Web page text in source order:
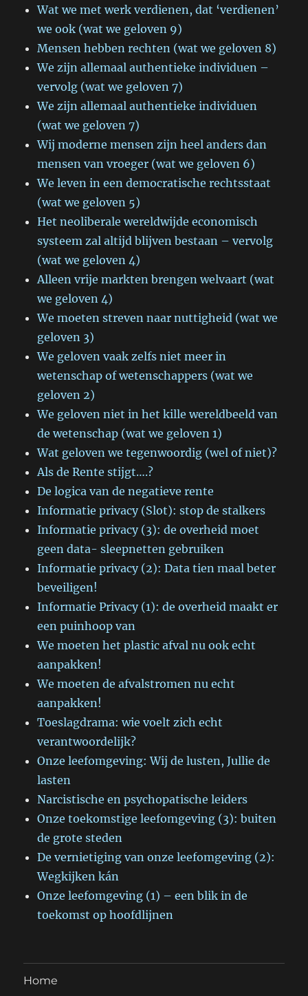
Wat we met werk verdienen, dat ‘verdienen’
we ook (wat we geloven 9)
Mensen hebben rechten (wat we geloven 8)
We zijn allemaal authentieke individuen –
vervolg (wat we geloven 7)
We zijn allemaal authentieke individuen
(wat we geloven 7)
Wij moderne mensen zijn heel anders dan
mensen van vroeger (wat we geloven 6)
We leven in een democratische rechtsstaat
(wat we geloven 5)
Het neoliberale wereldwijde economisch
systeem zal altijd blijven bestaan – vervolg
(wat we geloven 4)
Alleen vrije markten brengen welvaart (wat
we geloven 4)
We moeten streven naar nuttigheid (wat we
geloven 3)
We geloven vaak zelfs niet meer in
wetenschap of wetenschappers (wat we
geloven 2)
We geloven niet in het kille wereldbeeld van
de wetenschap (wat we geloven 1)
Wat geloven we tegenwoordig (wel of niet)?
Als de Rente stijgt….?
De logica van de negatieve rente
Informatie privacy (Slot): stop de stalkers
Informatie privacy (3): de overheid moet
geen data- sleepnetten gebruiken
Informatie privacy (2): Data tien maal beter
beveiligen!
Informatie Privacy (1): de overheid maakt er
een puinhoop van
We moeten het plastic afval nu ook echt
aanpakken!
We moeten de afvalstromen nu echt
aanpakken!
Toeslagdrama: wie voelt zich echt
verantwoordelijk?
Onze leefomgeving: Wij de lusten, Jullie de
lasten
Narcistische en psychopatische leiders
Onze toekomstige leefomgeving (3): buiten
de grote steden
De vernietiging van onze leefomgeving (2):
Wegkijken kán
Onze leefomgeving (1) – een blik in de
toekomst op hoofdlijnen
Home